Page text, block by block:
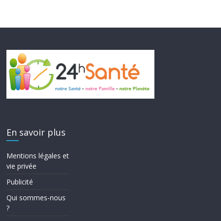
En savoir plus
Mentions légales et
vie privée
Publicité
Qui sommes-nous
?